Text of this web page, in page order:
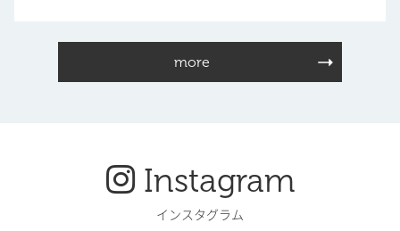
more
Instagram
インスタグラム